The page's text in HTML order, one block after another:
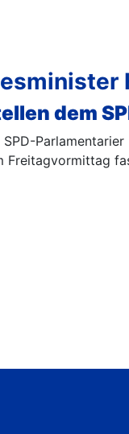
dem
SPD-
Freitagvormittag